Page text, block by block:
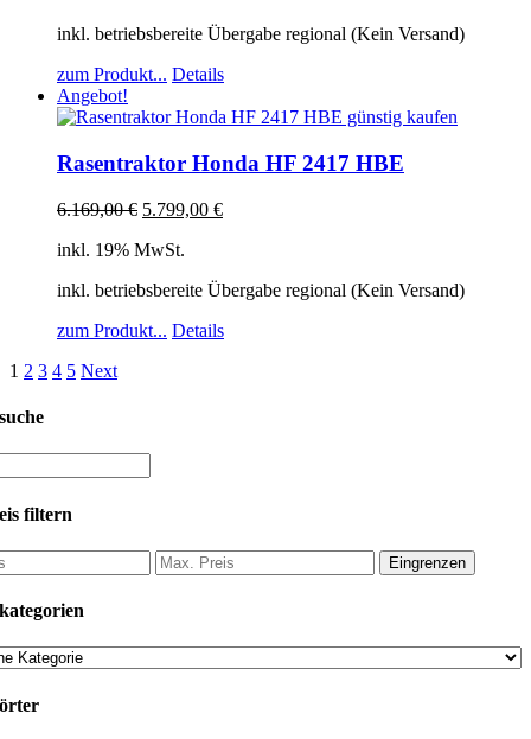
inkl. betriebsbereite Übergabe regional (Kein Versand)
zum Produkt... Details
Angebot!
Rasentraktor Honda HF 2417 HBE
6.169,00€ 5.799,00 €
inkl. 19% MwSt.
inkl. betriebsbereite Übergabe regional (Kein Versand)
zum Produkt... Details
1 2 3 4 5 Next
filtern
Eingrenzen